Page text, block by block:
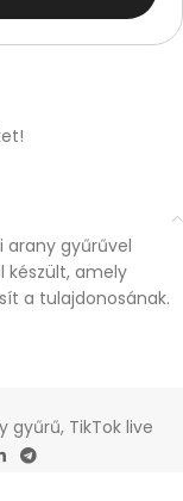
arany gyűrűvel
készült, amely
a tulajdonosának.
gyűrű, TikTok live